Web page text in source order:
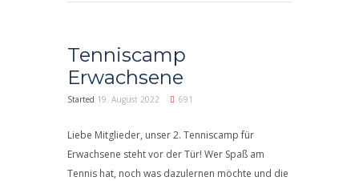
Tenniscamp
Erwachsene
Started 19. August 2022 691
Liebe Mitglieder, unser 2. Tenniscamp für
Erwachsene steht vor der Tür! Wer Spaß am
Tennis hat, noch was dazulernen möchte und die